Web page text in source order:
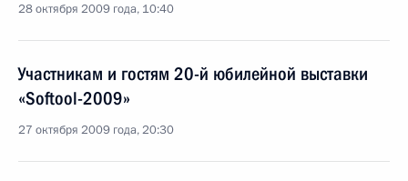
28 октября 2009 года, 10:40
Участникам и гостям 20-й юбилейной выставки
«Softool-2009»
27 октября 2009 года, 20:30